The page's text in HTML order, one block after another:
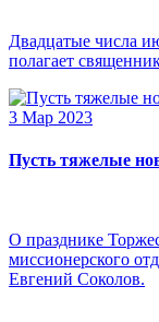
Двадцатые числа
полагает
3 Мар 2023
Пусть тяжелые
О празднике
миссионерского
Евгений Соколов.